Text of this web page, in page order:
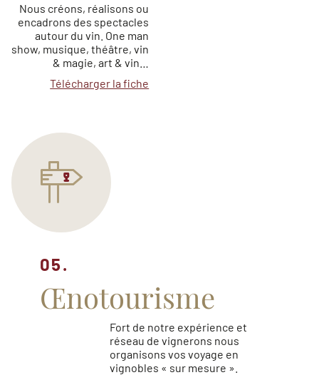
Nous créons, réalisons ou
encadrons des spectacles
autour du vin. One man
show, musique, théâtre, vin
& magie, art & vin…
Télécharger la fiche
05.
Œnotourisme
Fort de notre expérience et
réseau de vignerons nous
organisons vos voyage en
vignobles « sur mesure ».